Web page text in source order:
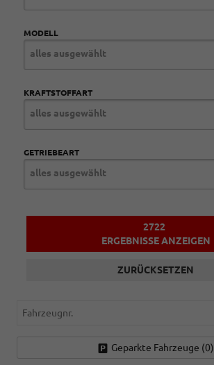
MODELL
alles ausgewählt
KRAFTSTOFFART
alles ausgewählt
GETRIEBEART
alles ausgewählt
2722
ERGEBNISSE ANZEIGEN
ZURÜCKSETZEN
Fahrzeugnr.
Geparkte Fahrzeuge (0)